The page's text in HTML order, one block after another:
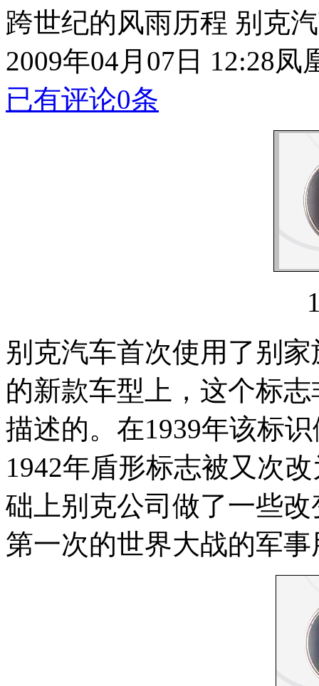
跨世纪的风雨历程 别克
2009年04月07日 12:28凤
已有评论0条
别克汽车首次使用了别
的新款车型上，这个标
描述的。在1939年该标
1942年盾形标志被又次
础上别克公司做了一些
第一次的世界大战的军